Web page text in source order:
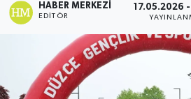
HABER MERKEZI
EDITÖR
17.05.2026